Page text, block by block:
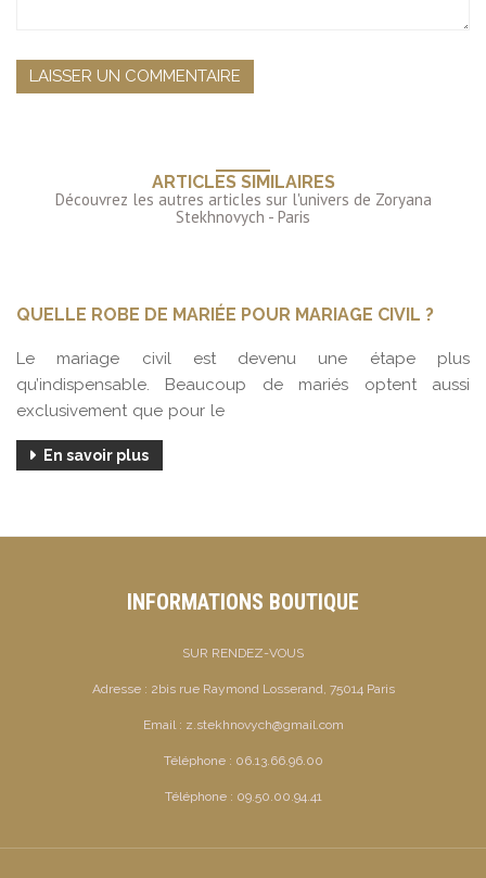
ARTICLES SIMILAIRES
QUELLE ROBE DE MARIÉE POUR MARIAGE CIVIL ?
Le mariage civil est devenu une étape plus
qu’indispensable. Beaucoup de mariés optent aussi
exclusivement que pour le
En savoir plus
INFORMATIONS BOUTIQUE
SUR RENDEZ-VOUS
Adresse : 2bis rue Raymond Losserand, 75014 Paris
Email : z.stekhnovych@gmail.com
Téléphone : 06.13.66.96.00
Téléphone : 09.50.00.94.41